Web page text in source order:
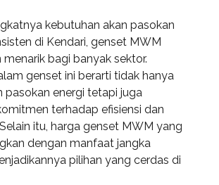
kebutuhan akan pasokan
di Kendari, genset MWM
bagi banyak sektor.
genset ini berarti tidak hanya
pasokan energi tetapi juga
terhadap efisiensi dan
itu, harga genset MWM yang
dengan manfaat jangka
pilihan yang cerdas di